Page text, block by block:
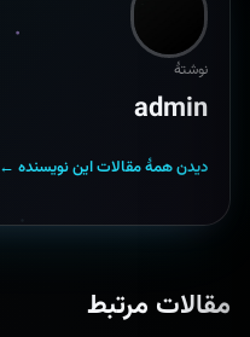
نوشتهٔ
admin
دیدن همهٔ مقالات این نویسنده ←
مقالات مرتبط